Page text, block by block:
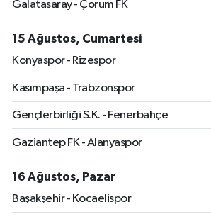
Galatasaray - Çorum FK
15 Ağustos, Cumartesi
Konyaspor - Rizespor
Kasımpaşa - Trabzonspor
Gençlerbirliği S.K. - Fenerbahçe
Gaziantep FK - Alanyaspor
16 Ağustos, Pazar
Başakşehir - Kocaelispor